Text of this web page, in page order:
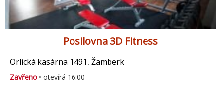
Posilovna 3D Fitness
Orlická kasárna 1491, Žamberk
Zavřeno • otevírá 16:00